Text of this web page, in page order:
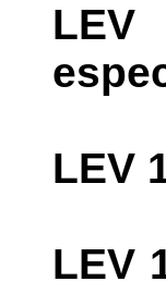
LEV
LEV
LEV